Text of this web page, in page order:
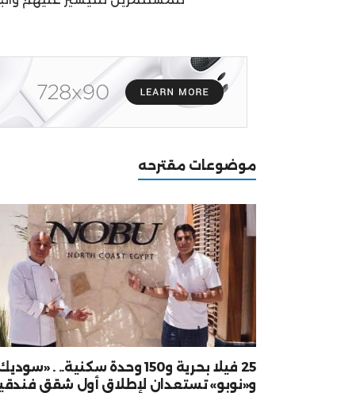
موضوعات مقترحه
25 فيلا بحرية و150 وحدة سكنية.. .
و«نوبو» تستعدان لإطلاق أول شقق